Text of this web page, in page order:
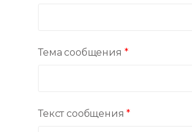
Тема сообщения *
Текст сообщения*